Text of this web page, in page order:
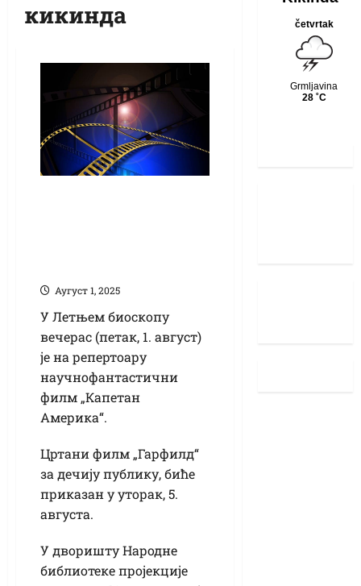
кикинда
Аугуст 1, 2025
У Летњем биоскопу
вечерас (петак, 1. август)
је на репертоару
научнофантастични
филм „Капетан
Америка“.
Цртани филм „Гарфилд“
за дечију публику, биће
приказан у уторак, 5.
августа.
У дворишту Народне
библиотеке пројекције